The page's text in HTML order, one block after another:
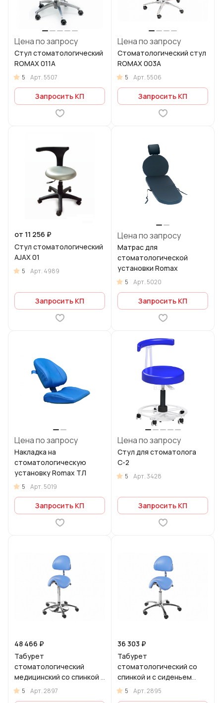
Цена по запросу
Стул стоматологический
ROMAX 011А
5 Арт. 5507
Запросить КП
Цена по запросу
Стоматологический стул
ROMAX 003A
5 Арт. 5506
Запросить КП
от 11 256 ₽
Стул стоматологический
AJAX 01
5 Арт. 4989
Запросить КП
Цена по запросу
Матрас для
стоматологической
установки Romax
5 Арт. 5020
Запросить КП
Цена по запросу
Накладка на
стоматологическую
установку Romax ТЛ
5 Арт. 5019
Запросить КП
Цена по запросу
Стул для стоматолога
С-2
5 Арт.3428
Запросить КП
48 466 ₽
Табурет
стоматологический
медицинский со спинкой и
с сиденьем типа "седло"
БТ-ЭРГО-4
5 Арт.2897
36 303 ₽
Табурет
стоматологический со
спинкой и с сиденьем
типа "седло" БТ-ЭРГО-2
5 Арт.2895